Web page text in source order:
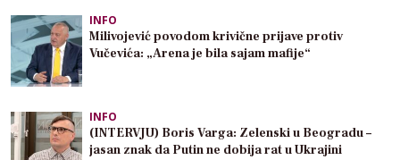
INFO
Milivojević povodom krivične prijave protiv
Vučevića: „Arena je bila sajam mafije“
INFO
(INTERVJU) Boris Varga: Zelenski u Beogradu –
jasan znak da Putin ne dobija rat u Ukrajini